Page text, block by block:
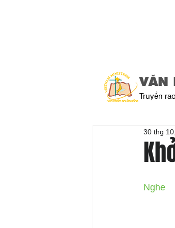
VĂN
Truyền
30 thg
Nghe